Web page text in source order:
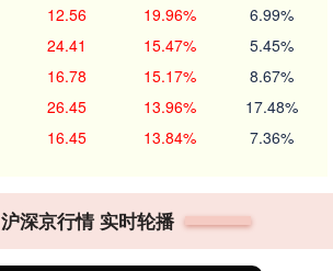
12.56 19.96% 6.99%
24.41 15.47% 5.45%
16.78 15.17% 8.67%
26.45 13.96% 17.48%
16.45 13.84% 7.36%
沪深京行情 实时轮播